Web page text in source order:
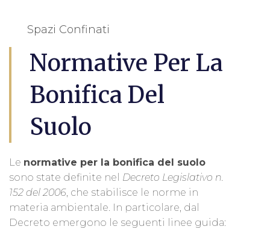
Spazi Confinati
Normative Per La
Bonifica Del
Suolo
Le normative per la bonifica del suolo
sono state definite nel Decreto Legislativo n.
152 del 2006, che stabilisce le norme in
materia ambientale. In particolare, dal
Decreto emergono le seguenti linee guida: